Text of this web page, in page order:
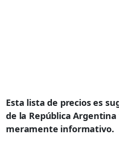
Esta lista de precios es
de la República
meramente informativo.